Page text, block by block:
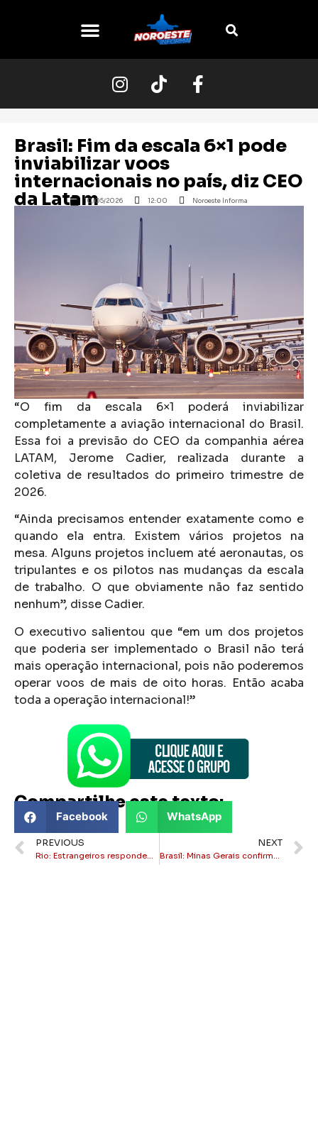
Brasil: Fim da escala 6×1 pode
inviabilizar voos
internacionais no país, diz CEO
da Latam10/05/2026 12:00 Noroeste Informa
“O fim da escala 6×1 poderá inviabilizar
completamente a aviação internacional do Brasil.
Essa foi a previsão do CEO da companhia aérea
LATAM, Jerome Cadier, realizada durante a
coletiva de resultados do primeiro trimestre de
2026.
“Ainda precisamos entender exatamente como e
quando ela entra. Existem vários projetos na
mesa. Alguns projetos incluem até aeronautas, os
tripulantes e os pilotos nas mudanças da escala
de trabalho. O que obviamente não faz sentido
nenhum”, disse Cadier.
O executivo salientou que “em um dos projetos
que poderia ser implementado o Brasil não terá
mais operação internacional, pois não poderemos
operar voos de mais de oito horas. Então acaba
toda a operação internacional!”
Compartilhe este texto:
Facebook WhatsApp
PREVIOUS NEXT